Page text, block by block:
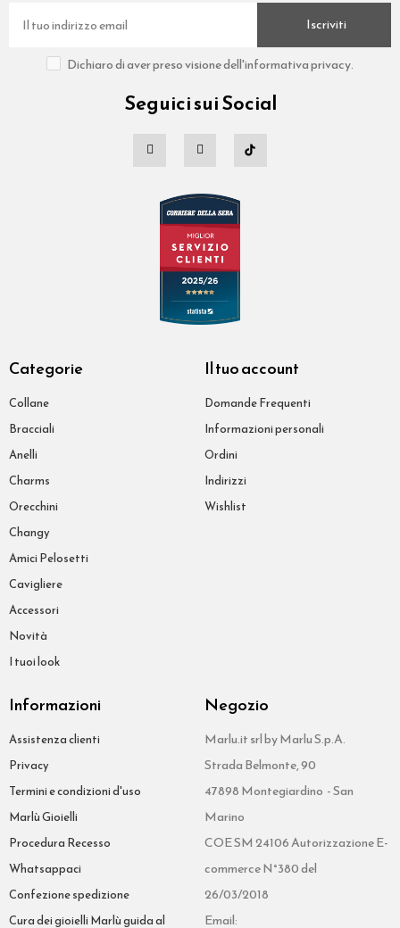
Iscriviti
Dichiaro di aver preso visione dell'informativa privacy.
Seguici sui Social
Categorie
Collane
Bracciali
Anelli
Charms
Orecchini
Changy
Amici Pelosetti
Cavigliere
Accessori
Novità
I tuoi look
Il tuo account
Domande Frequenti
Informazioni personali
Ordini
Indirizzi
Wishlist
Informazioni
Assistenza clienti
Privacy
Termini e condizioni d'uso
Marlù Gioielli
Procedura Recesso
Whatsappaci
Confezione spedizione
Cura dei gioielli Marlù guida al
Negozio
Marlu.it srl by Marlu S.p.A.
Strada Belmonte, 90
47898 Montegiardino - San
Marino
COE SM 24106 Autorizzazione E-
commerce N°380 del
26/03/2018
Email: